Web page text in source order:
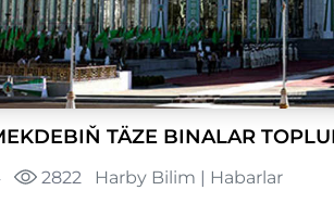
TÄZE BINALAR
2822 Harby Bilim | Habarlar